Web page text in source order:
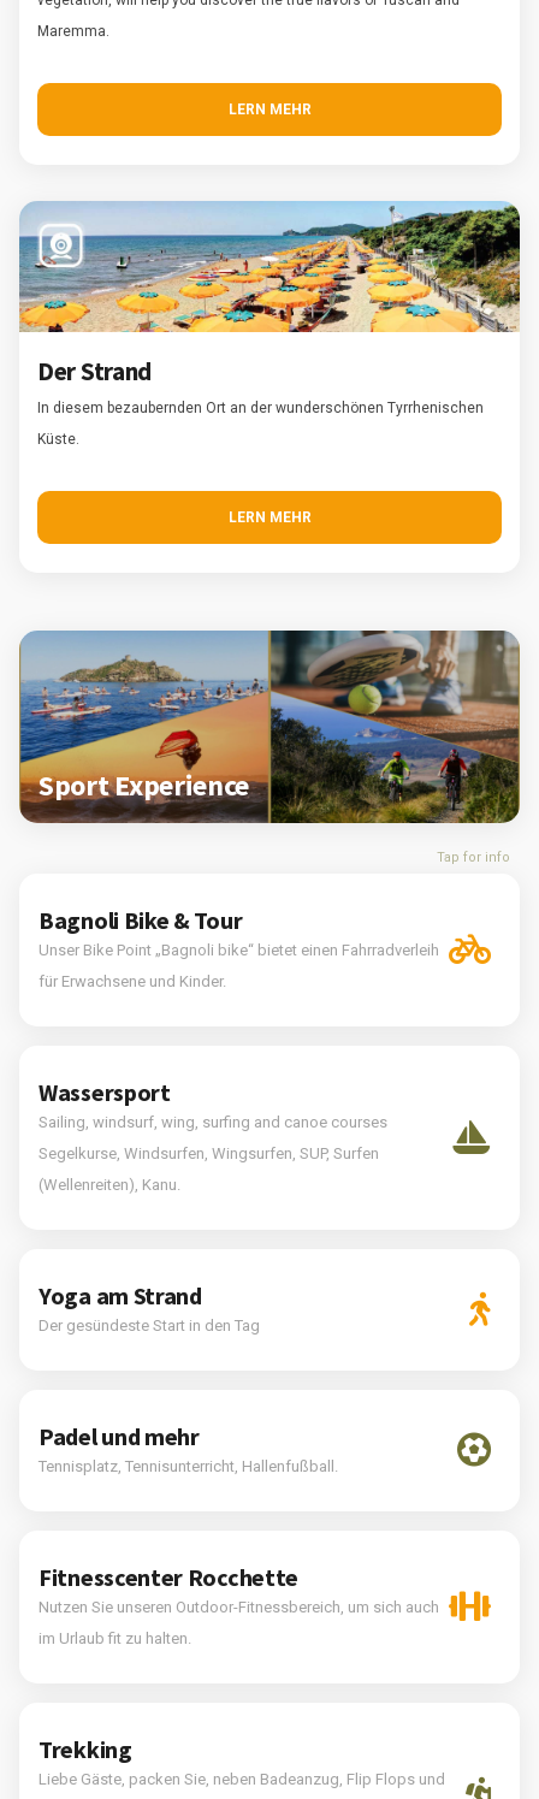
Maremma.
LERN MEHR
Der Strand
In diesem bezaubernden Ort an der wunderschönen Tyrrhenischen
Küste.
LERN MEHR
Sport Experience
Tap for info
Bagnoli Bike & Tour
Unser Bike Point „Bagnoli bike“ bietet einen Fahrradverleih
für Erwachsene und Kinder.
Wassersport
Sailing, windsurf, wing, surfing and canoe courses
Segelkurse, Windsurfen, Wingsurfen, SUP, Surfen
(Wellenreiten), Kanu.
Yoga am Strand
Der gesündeste Start in den Tag
Padel und mehr
Tennisplatz, Tennisunterricht, Hallenfußball.
Fitnesscenter Rocchette
Nutzen Sie unseren Outdoor-Fitnessbereich, um sich auch
im Urlaub fit zu halten.
Trekking
Liebe Gäste, packen Sie, neben Badeanzug, Flip Flops und